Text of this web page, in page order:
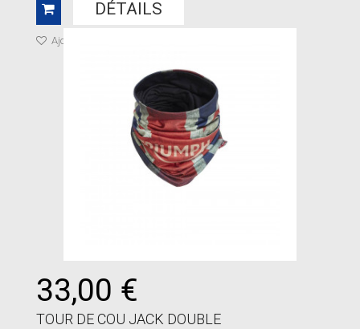
DÉTAILS
Ajouter à ma liste de cadeaux
33,00 €
TOUR DE COU JACK DOUBLE